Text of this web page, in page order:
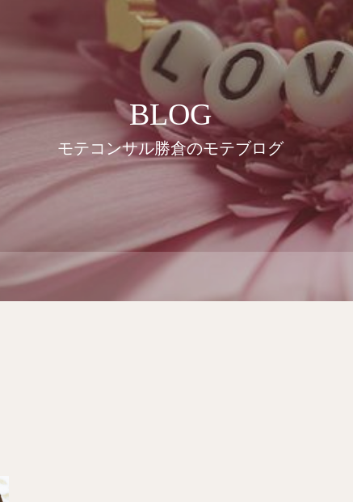
BLOG
モテコンサル勝倉のモテブログ